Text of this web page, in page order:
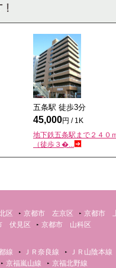
五条駅 徒歩3分
45,000円 / 1K
地下鉄五条駅まで２４０
（徒歩３�...
区 京都市 左京区
京都市
伏見区
京都市 山科区
線 ＪＲ奈良線
ＪＲ山陰本線
京福嵐山線
京福北野線